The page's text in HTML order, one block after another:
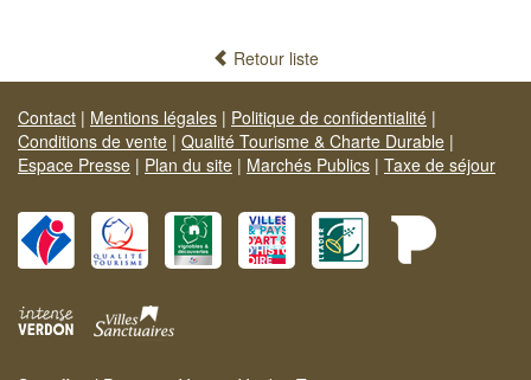
Retour liste
Contact | Mentions légales | Politique de confidentialité |
Conditions de vente | Qualité Tourisme & Charte Durable |
Espace Presse | Plan du site | Marchés Publics | Taxe de séjour